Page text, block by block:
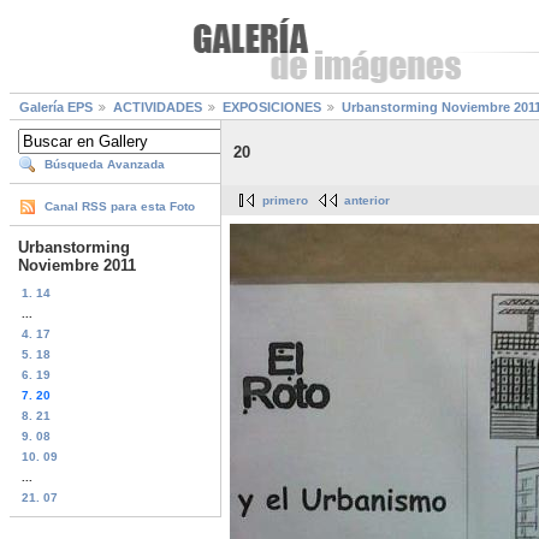
Galería EPS ACTIVIDADES EXPOSICIONES Urbanstorming Noviembre
Búsqueda Avanzada
Canal RSS para esta Foto
Urbanstorming
Noviembre 2011
1. 14
4. 17
5. 18
6. 19
7. 20
8. 21
9. 08
10. 09
21. 07
20
primero anterior